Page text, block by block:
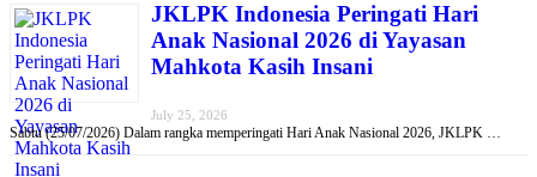
JKLPK Indonesia Peringati Hari
Anak Nasional 2026 di Yayasan
Mahkota Kasih Insani
July 25, 2026
Sabtu (25/07/2026) Dalam rangka memperingati Hari Anak Nasional 2026, JKLPK …